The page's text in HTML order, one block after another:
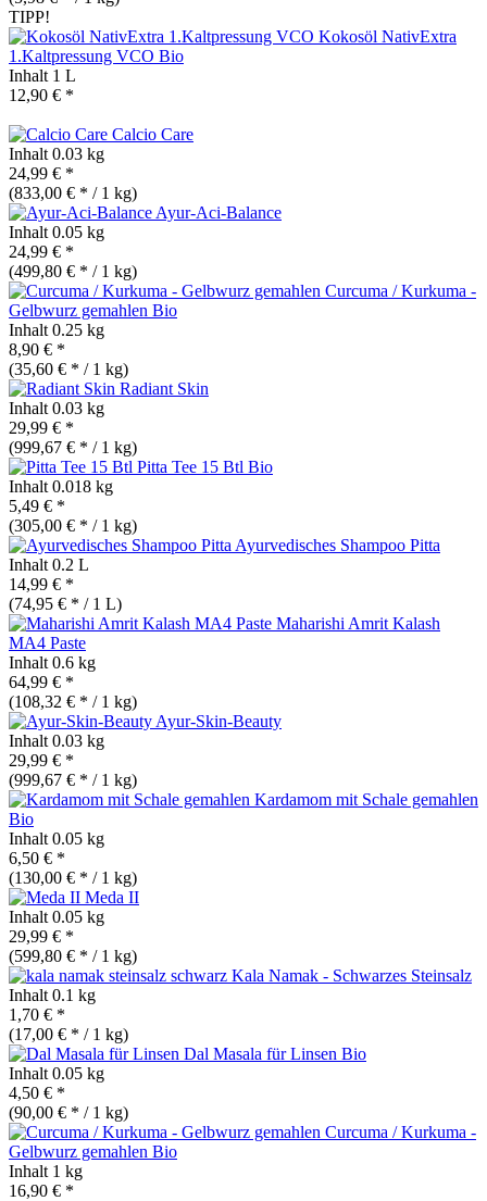
TIPP!
Kokosöl NativExtra
1.Kaltpressung VCO Bio
Inhalt 1 L
12,90 € *
Calcio Care
Inhalt 0.03 kg
24,99 € *
(833,00 € * / 1 kg)
Ayur-Aci-Balance
Inhalt 0.05 kg
24,99 € *
(499,80 € * / 1 kg)
Curcuma / Kurkuma -
Gelbwurz gemahlen Bio
Inhalt 0.25 kg
8,90 € *
(35,60 € * / 1 kg)
Radiant Skin
Inhalt 0.03 kg
29,99 € *
(999,67 € * / 1 kg)
Pitta Tee 15 Btl Bio
Inhalt 0.018 kg
5,49 € *
(305,00 € * / 1 kg)
Ayurvedisches Shampoo Pitta
Inhalt 0.2 L
14,99 € *
(74,95 € * / 1 L)
Maharishi Amrit Kalash
MA4 Paste
Inhalt 0.6 kg
64,99 € *
(108,32 € * / 1 kg)
Ayur-Skin-Beauty
Inhalt 0.03 kg
29,99 € *
(999,67 € * / 1 kg)
Kardamom mit Schale gemahlen
Bio
Inhalt 0.05 kg
6,50 € *
(130,00 € * / 1 kg)
Meda II
Inhalt 0.05 kg
29,99 € *
(599,80 € * / 1 kg)
Kala Namak - Schwarzes Steinsalz
Inhalt 0.1 kg
1,70 € *
(17,00 € * / 1 kg)
Dal Masala für Linsen Bio
Inhalt 0.05 kg
4,50 € *
(90,00 € * / 1 kg)
Curcuma / Kurkuma -
Gelbwurz gemahlen Bio
Inhalt 1 kg
16,90 € *